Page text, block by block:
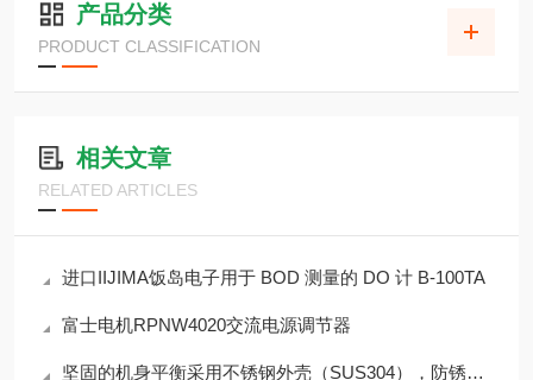
产品分类
PRODUCT CLASSIFICATION
相关文章
RELATED ARTICLES
进口IIJIMA饭岛电子用于 BOD 测量的 DO 计 B-100TA
富士电机RPNW4020交流电源调节器
坚固的机身平衡采用不锈钢外壳（SUS304），防锈、耐腐蚀 CJ-820